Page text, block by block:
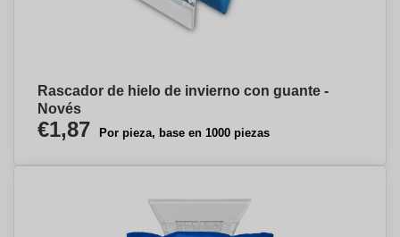
Rascador de hielo de invierno con guante -
Novés
€1,87 Por pieza, base en 1000 piezas